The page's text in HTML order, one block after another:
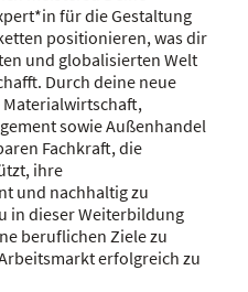
für die Gestaltung
positionieren, was dir
und globalisierten Welt
Durch deine neue
Materialwirtschaft,
sowie Außenhandel
Fachkraft, die
ihre
und nachhaltig zu
in dieser Weiterbildung
beruflichen Ziele zu
erfolgreich zu